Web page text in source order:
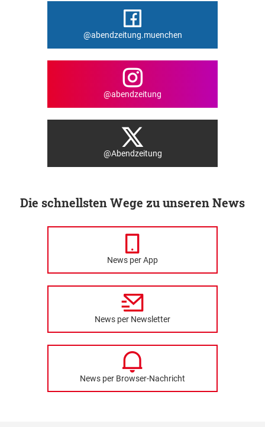
@abendzeitung.muenchen
@abendzeitung
@Abendzeitung
Die schnellsten Wege zu unseren News
News per App
News per Newsletter
News per Browser-Nachricht